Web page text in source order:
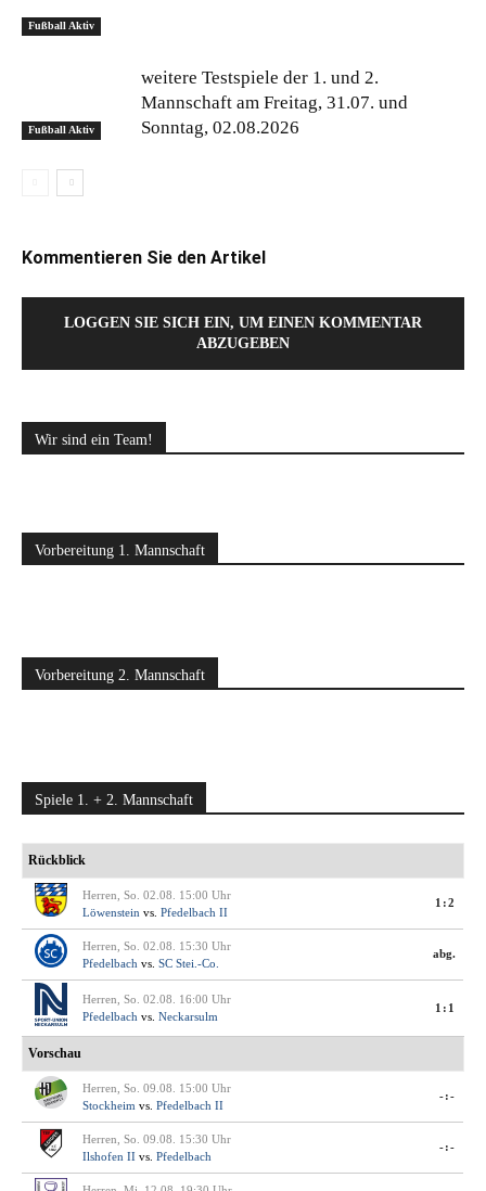
Fußball Aktiv
Fußball Aktiv
weitere Testspiele der 1. und 2.
Mannschaft am Freitag, 31.07. und
Sonntag, 02.08.2026
Kommentieren Sie den Artikel
LOGGEN SIE SICH EIN, UM EINEN KOMMENTAR
ABZUGEBEN
Wir sind ein Team!
Vorbereitung 1. Mannschaft
Vorbereitung 2. Mannschaft
Spiele 1. + 2. Mannschaft
Rückblick
Herren, So. 02.08. 15:00 Uhr
Löwenstein vs. Pfedelbach II
1:2
Herren, So. 02.08. 15:30 Uhr
Pfedelbach vs. SC Stei.-Co.
abg.
Herren, So. 02.08. 16:00 Uhr
Pfedelbach vs. Neckarsulm
1:1
Vorschau
Herren, So. 09.08. 15:00 Uhr
Stockheim vs. Pfedelbach II
-:-
Herren, So. 09.08. 15:30 Uhr
Ilshofen II vs. Pfedelbach
-:-